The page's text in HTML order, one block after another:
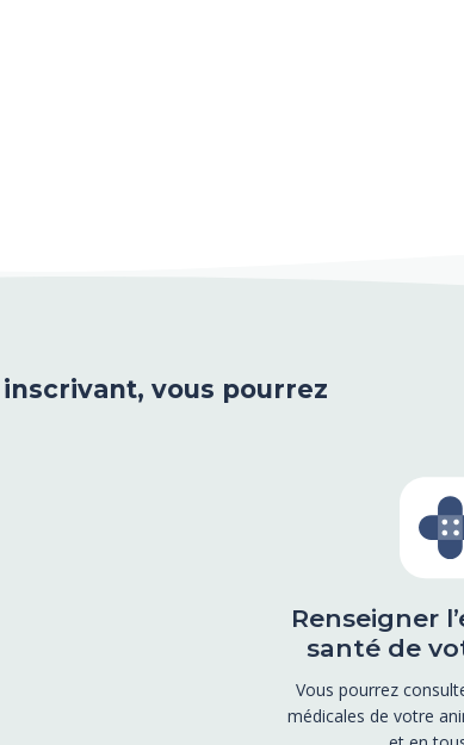
inscrivant, vous pourrez
Renseigner
santé de
Vous pourrez
médicales de votre